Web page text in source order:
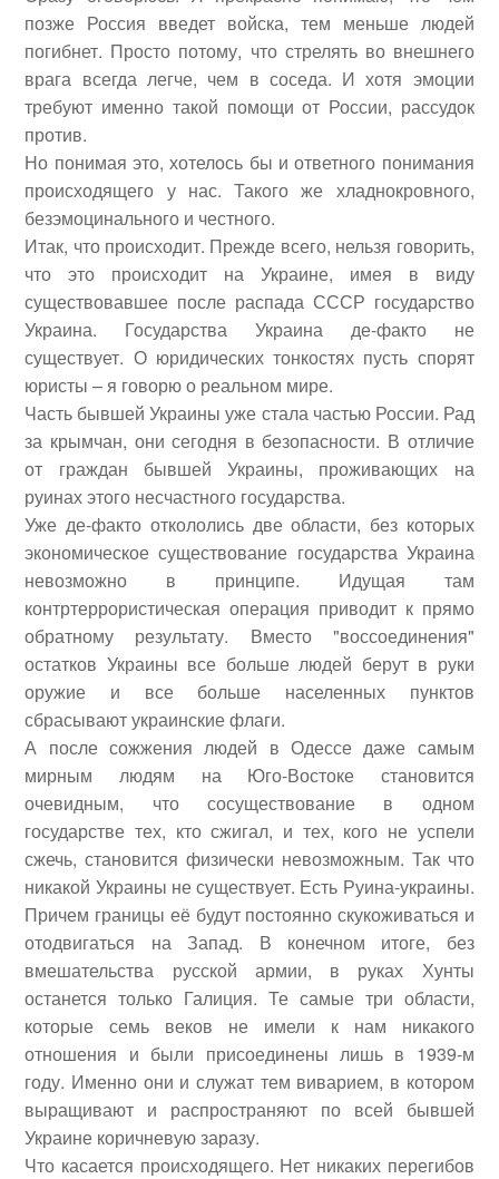
позже Россия введет войска, тем меньше людей
погибнет. Просто потому, что стрелять во внешнего
врага всегда легче, чем в соседа. И хотя эмоции
требуют именно такой помощи от России, рассудок
против.
Но понимая это, хотелось бы и ответного понимания
происходящего у нас. Такого же хладнокровного,
безэмоцинального и честного.
Итак, что происходит. Прежде всего, нельзя говорить,
что это происходит на Украине, имея в виду
существовавшее после распада СССР государство
Украина. Государства Украина де-факто не
существует. О юридических тонкостях пусть спорят
юристы – я говорю о реальном мире.
Часть бывшей Украины уже стала частью России. Рад
за крымчан, они сегодня в безопасности. В отличие
от граждан бывшей Украины, проживающих на
руинах этого несчастного государства.
Уже де-факто откололись две области, без которых
экономическое существование государства Украина
невозможно в принципе. Идущая там
контртеррористическая операция приводит к прямо
обратному результату. Вместо "воссоединения"
остатков Украины все больше людей берут в руки
оружие и все больше населенных пунктов
сбрасывают украинские флаги.
А после сожжения людей в Одессе даже самым
мирным людям на Юго-Востоке становится
очевидным, что сосуществование в одном
государстве тех, кто сжигал, и тех, кого не успели
сжечь, становится физически невозможным. Так что
никакой Украины не существует. Есть Руина-украины.
Причем границы её будут постоянно скукоживаться и
отодвигаться на Запад. В конечном итоге, без
вмешательства русской армии, в руках Хунты
останется только Галиция. Те самые три области,
которые семь веков не имели к нам никакого
отношения и были присоединены лишь в 1939-м
году. Именно они и служат тем виварием, в котором
выращивают и распространяют по всей бывшей
Украине коричневую заразу.
Что касается происходящего. Нет никаких перегибов